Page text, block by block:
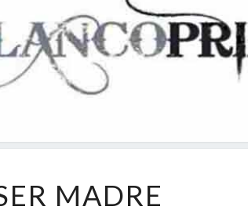
DE
BREVE
RECORRIDO
VITAL Y
COMENTARIOS
ACTUALIDAD
MADRE